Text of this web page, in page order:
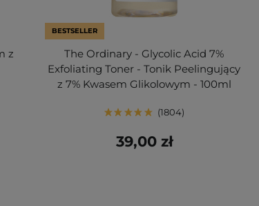
z
BESTSELLER
The Ordinary - Glycolic Acid 7%
Exfoliating Toner - Tonik Peelingujący
z 7% Kwasem Glikolowym - 100ml
1804
39,00 zł